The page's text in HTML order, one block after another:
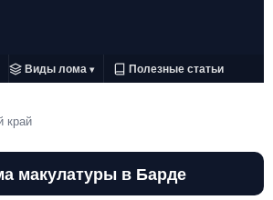
Виды лома ▾ Полезные статьи
край
макулатуры в Барде